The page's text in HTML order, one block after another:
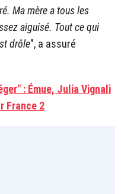
Ma mère a tous les
aiguisé. Tout ce qui
drôle", a assuré
: Émue, Julia Vignali
France 2